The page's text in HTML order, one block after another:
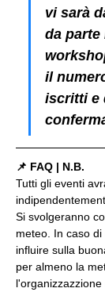
vi sarà
da
il
iscritti e
📌 FAQ | N.B.
Tutti gli eventi
Si svolgeranno
meteo. In caso
influire sulla
per almeno la